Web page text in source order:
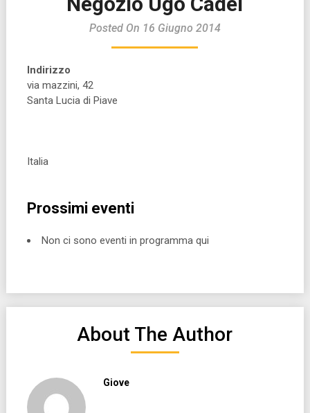
Posted On 16 Giugno 2014
Indirizzo
via mazzini, 42
Santa Lucia di Piave
Italia
Prossimi eventi
Non ci sono eventi in programma qui
About The Author
Giove